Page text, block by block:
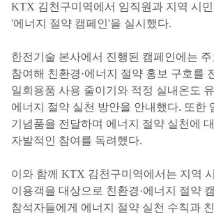
KTX 김천구미역에서 임직원과 지역 시
'에너지 절약 캠페인'을 실시했다.
한전기술 본사에서 진행된 캠페인에는
참여해 친환경·에너지 절약 홍보 구호를
일회용품 사용 줄이기와 적정 실내온도
에너지 절약 실천 방안을 안내했다. 또한
기념품을 전달하며 에너지 절약 실천에
자발적인 참여를 독려했다.
이와 함께 KTX 김천구미역에서는 지역
이용객을 대상으로 친환경·에너지 절약
참석자들에게 에너지 절약 실천 수칙과